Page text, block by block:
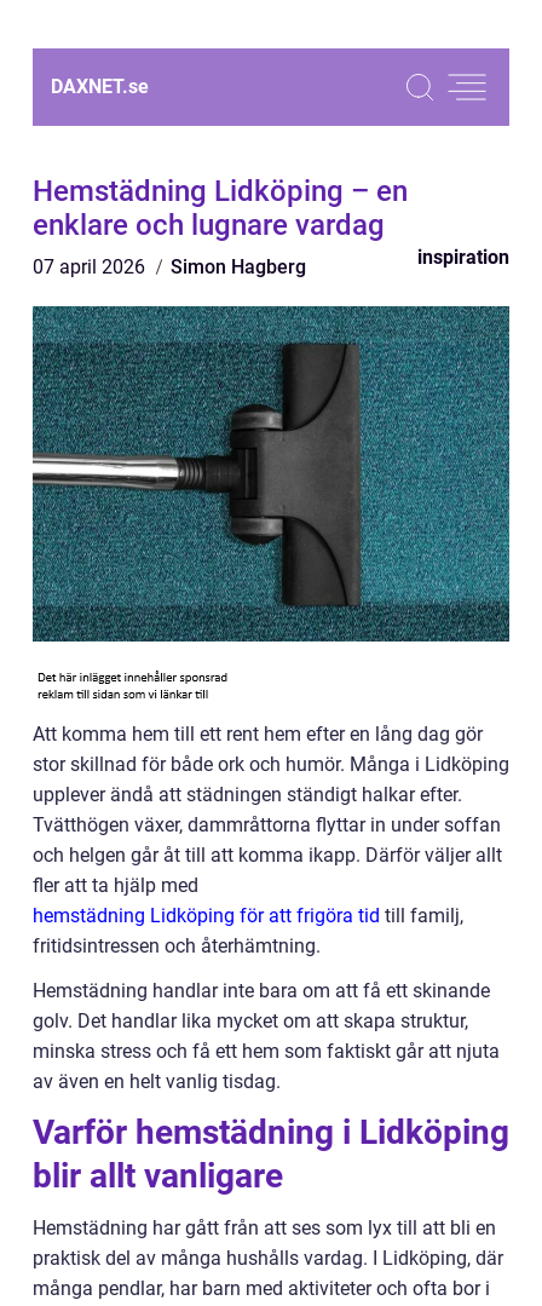
DAXNET.se
Hemstädning Lidköping – en
enklare och lugnare vardag
07 april 2026 Simon Hagberg inspiration
Att komma hem till ett rent hem efter en lång dag gör
stor skillnad för både ork och humör. Många i Lidköping
upplever ändå att städningen ständigt halkar efter.
Tvätthögen växer, dammråttorna flyttar in under soffan
och helgen går åt till att komma ikapp. Därför väljer allt
fler att ta hjälp med
hemstädning Lidköping för att frigöra tid till familj,
fritidsintressen och återhämtning.
Hemstädning handlar inte bara om att få ett skinande
golv. Det handlar lika mycket om att skapa struktur,
minska stress och få ett hem som faktiskt går att njuta
av även en helt vanlig tisdag.
Varför hemstädning i Lidköping
blir allt vanligare
Hemstädning har gått från att ses som lyx till att bli en
praktisk del av många hushålls vardag. I Lidköping, där
många pendlar, har barn med aktiviteter och ofta bor i